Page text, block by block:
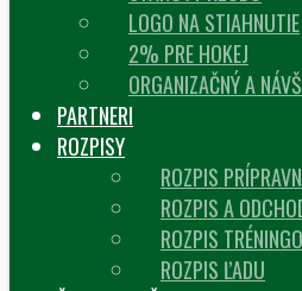
LOGO NA STIAHNUTIE
2% PRE HOKEJ
ORGANIZAČNÝ A
PARTNERI
ROZPISY
ROZPIS
ROZPIS A
ROZPIS
ROZPIS ĽADU